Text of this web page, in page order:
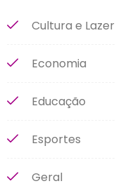
Cultura e Lazer
Economia
Educação
Esportes
Geral